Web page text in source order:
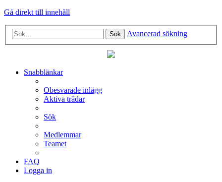
Gå direkt till innehåll
Sök Avancerad sökning
Snabblänkar
Obesvarade inlägg
Aktiva trådar
Sök
Medlemmar
Teamet
FAQ
Logga in